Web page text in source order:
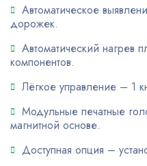
Автоматическое
дорожек.
Автоматический нагрев
компонентов.
Лёгкое управление – 1
Модульные печатные
магнитной основе.
Доступная опция –